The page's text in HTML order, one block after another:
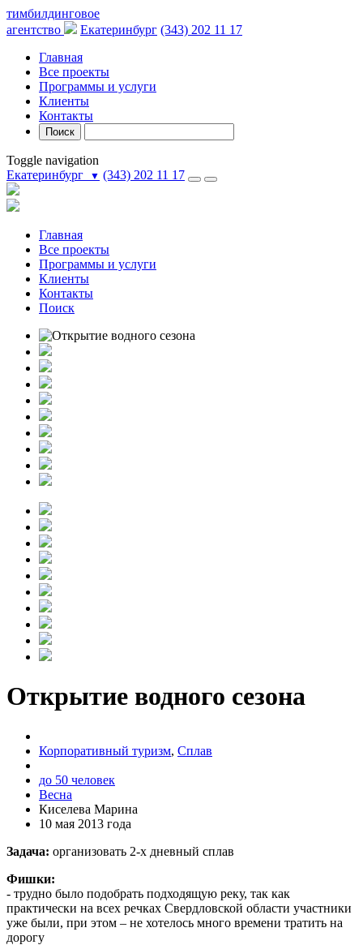
тимбилдинговое
агентство
Екатеринбург (343) 202 11 17
Главная
Все проекты
Программы и услуги
Клиенты
Контакты
Поиск
Toggle navigation
Екатеринбург
▼ (343) 202 11 17
Главная
Все проекты
Программы и услуги
Клиенты
Контакты
Поиск
Открытие водного сезона
Корпоративный туризм, Сплав
до 50 человек
Весна
Киселева Марина
10 мая 2013 года
Задача: организовать 2-х дневный сплав
Фишки:
- трудно было подобрать подходящую реку, так как
практически на всех речках Свердловской области участники
уже были, при этом – не хотелось много времени тратить на
дорогу